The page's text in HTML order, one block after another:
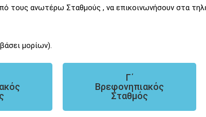
τους ανωτέρω Σταθμούς , να επικοινωνήσουν στα
μορίων).
Γ΄
Βρεφονηπιακός
Σταθμός